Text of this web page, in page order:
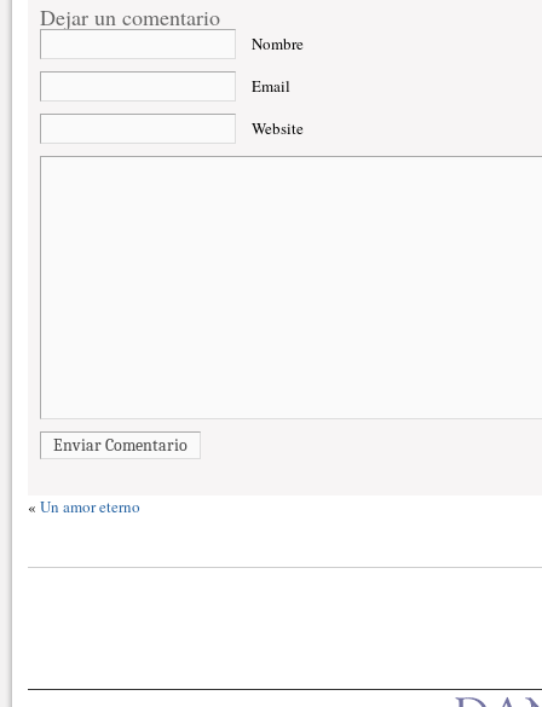
Dejar un comentario
Nombre
Email
Website
Enviar Comentario
« Un amor eterno